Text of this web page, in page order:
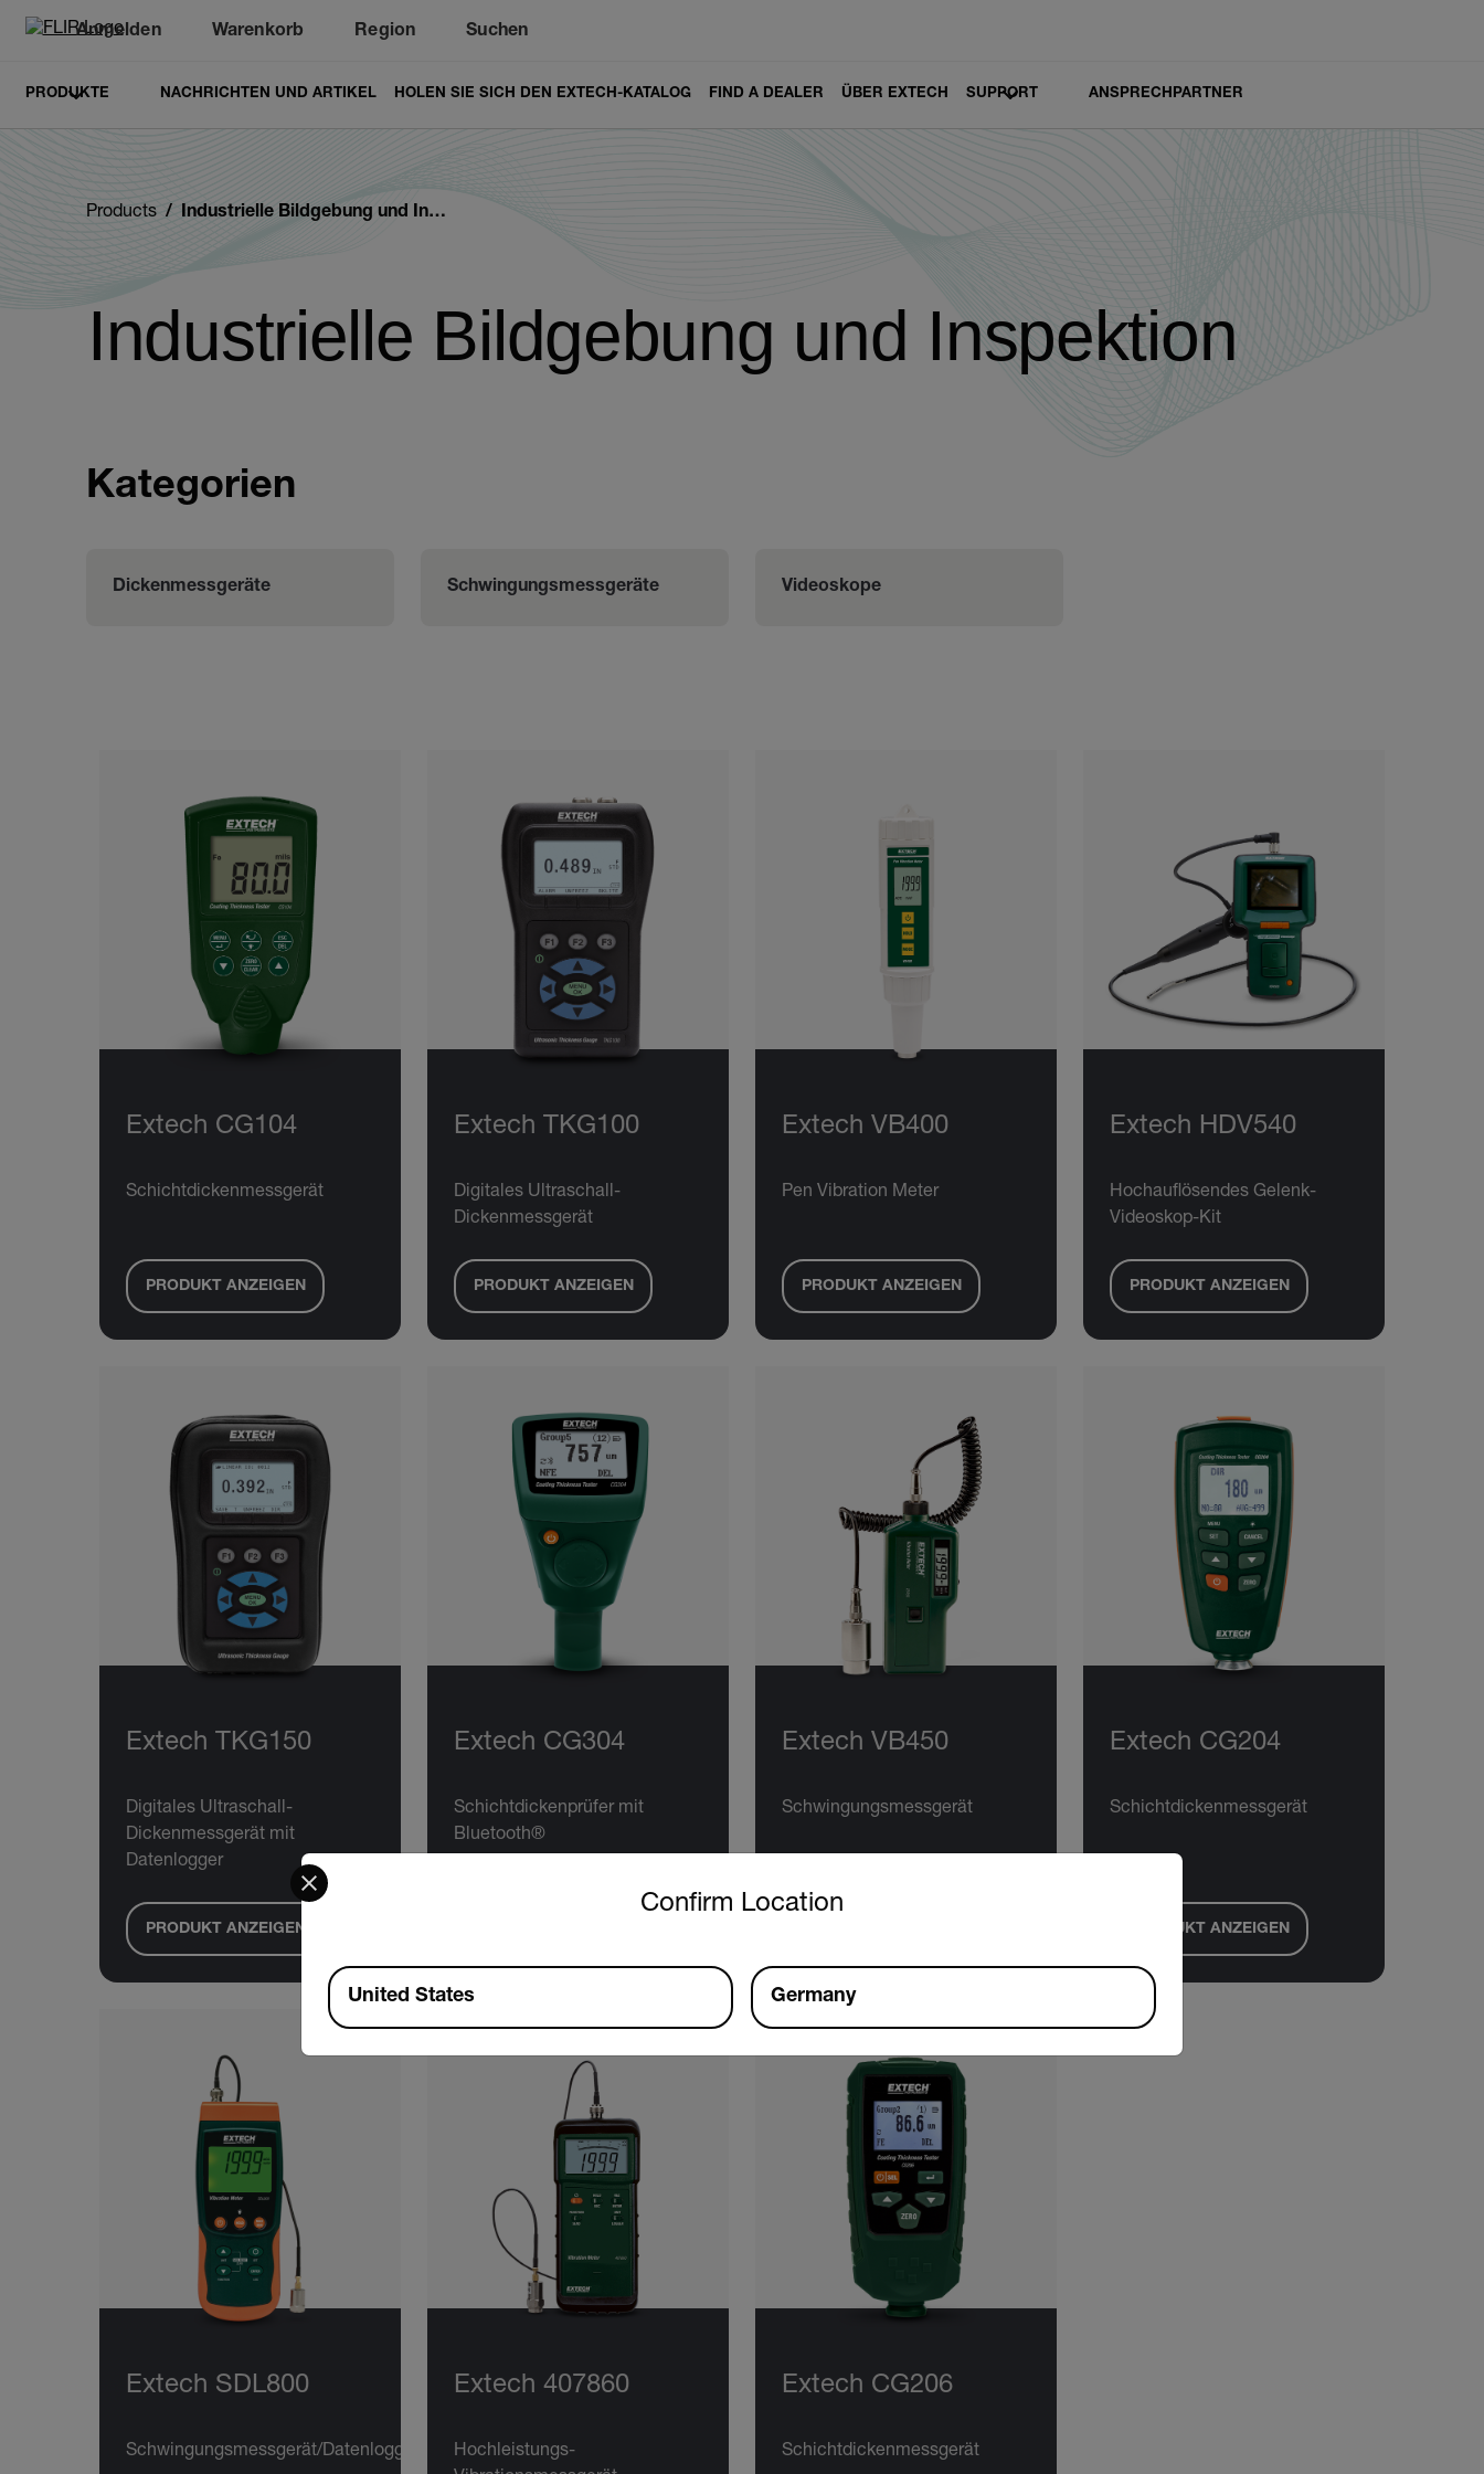
Anmelden
Unread messages
Warenkorb
Region Suchen
PRODUKTE NACHRICHTEN UND ARTIKEL HOLEN SIE SICH DEN EXTECH-KATALOG FIND A DEALER ÜBER EXTECH SUPPORT ANSPRECHPARTNER
Products Industrielle Bildgebung und Inspektion
Industrielle Bildgebung und Inspektion
Kategorien
Dickenmessgeräte Schwingungsmessgeräte Videoskope
Extech CG104
Schichtdickenmessgerät
PRODUKT ANZEIGEN
Extech TKG100
Digitales Ultraschall-
Dickenmessgerät
PRODUKT ANZEIGEN
Extech VB400
Pen Vibration Meter
PRODUKT ANZEIGEN
Extech HDV540
Hochauflösendes Gelenk-
Videoskop-Kit
PRODUKT ANZEIGEN
Extech TKG150
Digitales Ultraschall-
Dickenmessgerät mit
Datenlogger
PRODUKT ANZEIGEN
Extech CG304
Schichtdickenprüfer mit
Bluetooth®
Extech VB450
Schwingungsmessgerät
Extech CG204
Schichtdickenmessgerät
PRODUKT ANZEIGEN
Extech SDL800
Schwingungsmessgerät/Datenlogger
Extech 407860
Hochleistungs-
Extech CG206
Schichtdickenmessgerät
Confirm Location
Select your preferred country and language from the options below to access the appropriate version of our website.
Available Locations
United States Germany